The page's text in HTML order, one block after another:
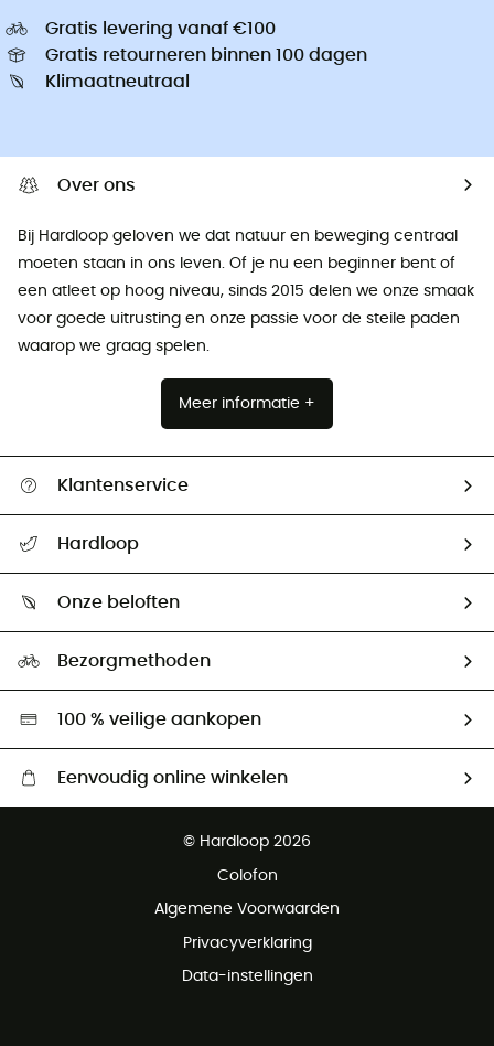
Gratis levering vanaf €100
Gratis retourneren binnen 100 dagen
Klimaatneutraal
Over ons
Bij Hardloop geloven we dat natuur en beweging centraal
moeten staan ​​in ons leven. Of je nu een beginner bent of
een atleet op hoog niveau, sinds 2015 delen we onze smaak
voor goede uitrusting en onze passie voor de steile paden
waarop we graag spelen.
Meer informatie +
Klantenservice
Retourzendingen & Terugbetalingen
Hardloop
Ambassadeurs
Onze beloften
Hardgreen
Bezorgmethoden
100 % veilige aankopen
Eenvoudig online winkelen
Gratis retourneren binnen 100 dagen
© Hardloop 2026
Colofon
Algemene Voorwaarden
Privacyverklaring
Data-instellingen